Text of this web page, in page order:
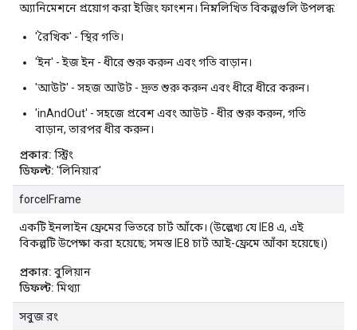
অ্যানিমেশনে প্রয়োগ করা ইজিং ফাংশন। নিম্নলিখিত বিকল্পগুলি উপলব্ধ:
'রৈখিক' - স্থির গতি।
'ইন' - ইজ ইন - ধীরে শুরু করুন এবং গতি বাড়ান।
'আউট' - সহজ আউট - দ্রুত শুরু করুন এবং ধীরে ধীরে করুন।
'inAndOut' - সহজে প্রবেশ এবং আউট - ধীর শুরু করুন, গতি
বাড়ান, তারপর ধীর করুন।
প্রকার: স্ট্রিং
ডিফল্ট: 'লিনিয়ার'
forceIFrame
একটি ইনলাইন ফ্রেমের ভিতরে চার্ট আঁকে। (উল্লেখ্য যে IE8 এ, এই
বিকল্পটি উপেক্ষা করা হয়েছে; সমস্ত IE8 চার্ট আই-ফ্রেমে আঁকা হয়েছে।)
প্রকার: বুলিয়ান
ডিফল্ট: মিথ্যা
সবুজ রং